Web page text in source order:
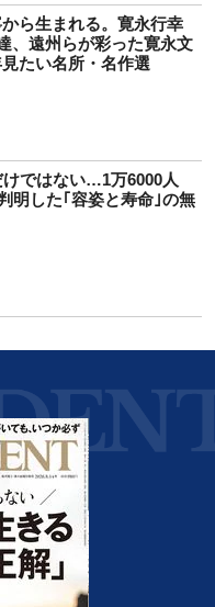
ら生まれる。寛永行幸
、遠州らが彩った寛永文
たい名所・名作選
ではない…1万6000人
明した｢容姿と寿命｣の無